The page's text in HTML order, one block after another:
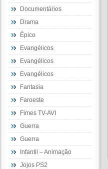
Documentários
Drama
Épico
Evangélicos
Evangélicos
Evangélicos
Fantasia
Faroeste
Fimes TV-AVI
Guerra
Guerra
Infantil – Animação
Jojos PS2